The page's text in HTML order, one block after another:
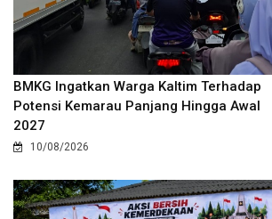
BMKG Ingatkan Warga Kaltim Terhadap
Potensi Kemarau Panjang Hingga Awal
2027
10/08/2026